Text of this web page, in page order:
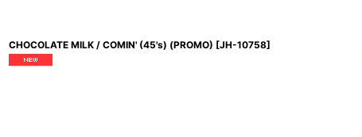
CHOCOLATE MILK / COMIN' (45's) (PROMO) [JH-10758]